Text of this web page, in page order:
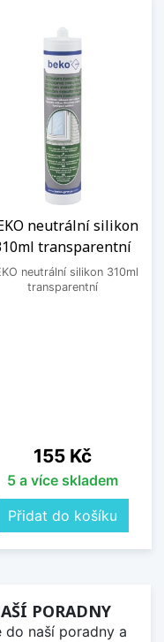
neutrální silikon
transparentní
neutrální silikon 310ml
transparentní
Cena
155 Kč
5 a více skladem
Přidat do košíku
PORADNY
do naší poradny a